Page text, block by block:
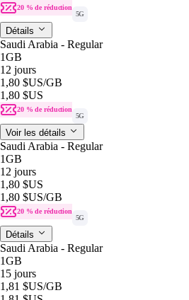
20 % de réduction
5G
Détails
Saudi Arabia - Regular
1GB
12 jours
1,80 $US/GB
1,80 $US
20 % de réduction
5G
Voir les détails
Saudi Arabia - Regular
1GB
12 jours
1,80 $US
1,80 $US/GB
20 % de réduction
5G
Détails
Saudi Arabia - Regular
1GB
15 jours
1,81 $US/GB